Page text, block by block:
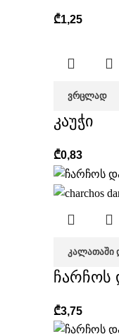
₾1,25
ᲕᲠᲪᲚᲐᲓ
კაუჭი
₾0,83
ᲙᲐᲚᲐᲗᲐᲨᲘ
ჩარჩოს
₾3,75